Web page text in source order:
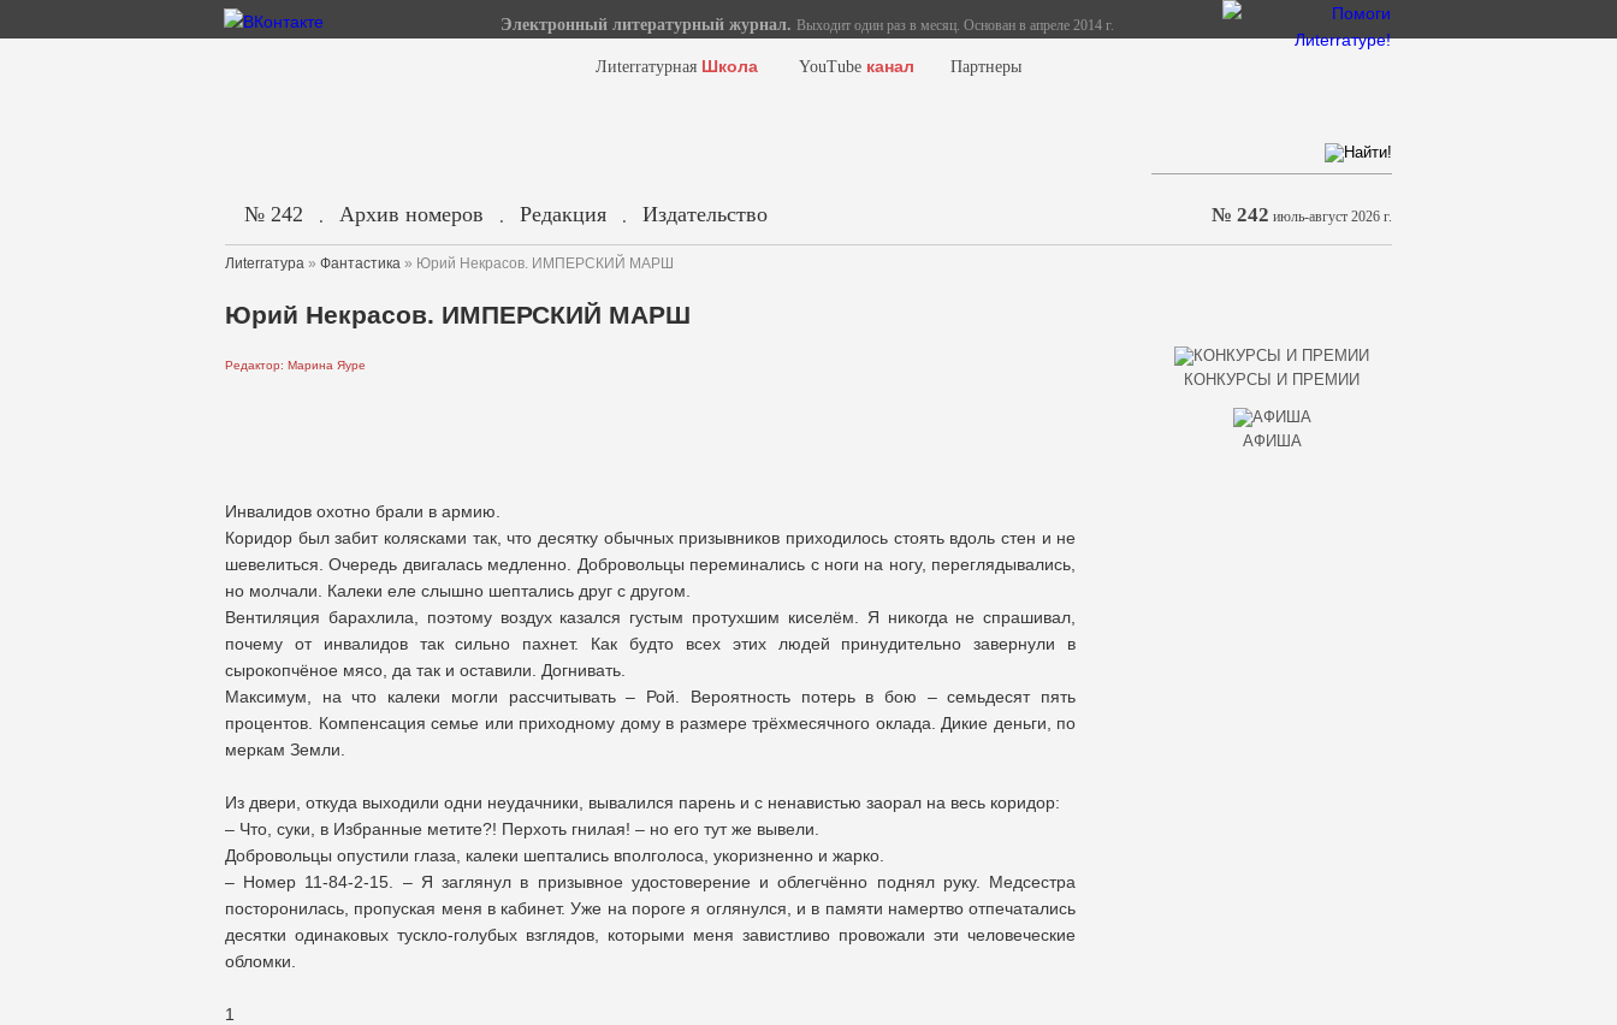
Электронный литературный журнал. Выходит один раз в месяц. Основан в апреле 2014 г.
Лиterraтурная Школа YouTube канал Партнеры
№ 242 . Архив номеров . Редакция . Издательство № 242 июль-август 2026 г.
Лиterraтура » Фантастика » Юрий Некрасов. ИМПЕРСКИЙ МАРШ
Юрий Некрасов. ИМПЕРСКИЙ МАРШ
Редактор: Марина Яуре
Инвалидов охотно брали в армию.
Коридор был забит колясками так, что десятку обычных призывников приходилось стоять вдоль стен и не
шевелиться. Очередь двигалась медленно. Добровольцы переминались с ноги на ногу, переглядывались,
но молчали. Калеки еле слышно шептались друг с другом.
Вентиляция барахлила, поэтому воздух казался густым протухшим киселём. Я никогда не спрашивал,
почему от инвалидов так сильно пахнет. Как будто всех этих людей принудительно завернули в
сырокопчёное мясо, да так и оставили. Догнивать.
Максимум, на что калеки могли рассчитывать – Рой. Вероятность потерь в бою – семьдесят пять
процентов. Компенсация семье или приходному дому в размере трёхмесячного оклада. Дикие деньги, по
меркам Земли.
Из двери, откуда выходили одни неудачники, вывалился парень и с ненавистью заорал на весь коридор:
– Что, суки, в Избранные метите?! Перхоть гнилая! – но его тут же вывели.
Добровольцы опустили глаза, калеки шептались вполголоса, укоризненно и жарко.
– Номер 11-84-2-15. – Я заглянул в призывное удостоверение и облегчённо поднял руку. Медсестра
посторонилась, пропуская меня в кабинет. Уже на пороге я оглянулся, и в памяти намертво отпечатались
десятки одинаковых тускло-голубых взглядов, которыми меня завистливо провожали эти человеческие
обломки.
1
КОНКУРСЫ И ПРЕМИИ
АФИША